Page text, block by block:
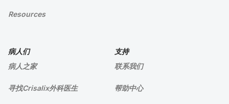
Resources
病人们
病人之家
寻找Crisalix外科医生
支持
联系我们
帮助中心